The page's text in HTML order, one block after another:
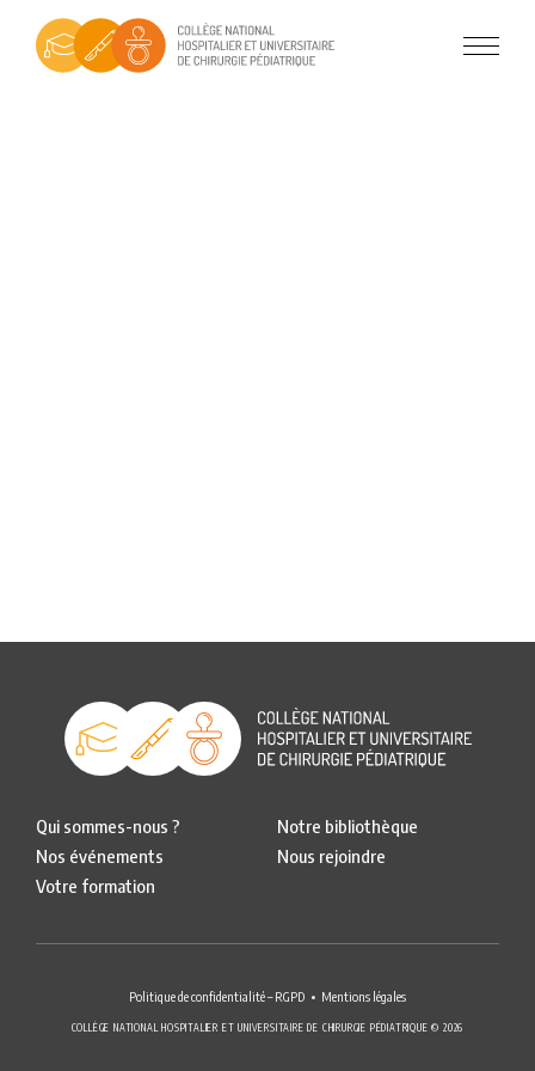
Qui sommes-nous ?
Nos événements
Votre formation
Notre bibliothèque
Nous rejoindre
Politique de confidentialité – RGPD Mentions légales
COLLÈGE NATIONAL HOSPITALIER ET UNIVERSITAIRE DE CHIRURGIE PÉDIATRIQUE © 2026